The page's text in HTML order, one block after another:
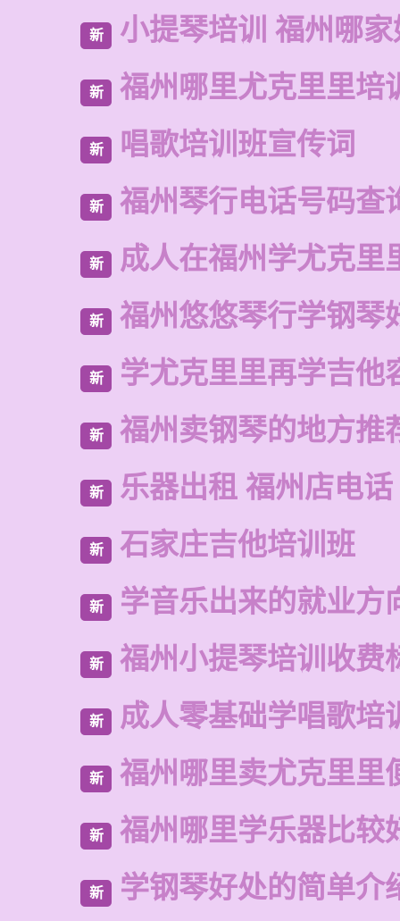
新 小提琴培训 福州哪
新 福州哪里尤克里里培
新 唱歌培训班宣传词
新 福州琴行电话号码查
新 成人在福州学尤克里
新 福州悠悠琴行学钢琴
新 学尤克里里再学吉他
新 福州卖钢琴的地方推
新 乐器出租 福州店电话
新 石家庄吉他培训班
新 学音乐出来的就业方
新 福州小提琴培训收费
新 成人零基础学唱歌培
新 福州哪里卖尤克里里
新 福州哪里学乐器比较
新 学钢琴好处的简单介